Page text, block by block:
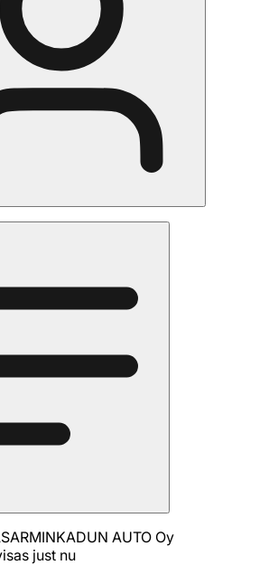
AUTO Oy
just nu